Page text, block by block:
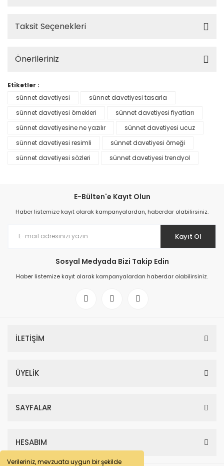
Verileriniz, mevzuata uygun bir şekilde
Taksit Seçenekleri
Önerileriniz
Etiketler :
sünnet davetiyesi
sünnet davetiyesi tasarla
sünnet davetiyesi örnekleri
sünnet davetiyesi fiyatları
sünnet davetiyesine ne yazılır
sünnet davetiyesi ucuz
sünnet davetiyesi resimli
sünnet davetiyesi örneği
sünnet davetiyesi sözleri
sünnet davetiyesi trendyol
E-Bülten'e Kayıt Olun
Haber listemize kayıt olarak kampanyalardan, haberdar olabilirsiniz.
Kayıt Ol
Sosyal Medyada Bizi Takip Edin
Haber listemize kayıt olarak kampanyalardan haberdar olabilirsiniz.
İLETİŞİM
ÜYELİK
SAYFALAR
HESABIM